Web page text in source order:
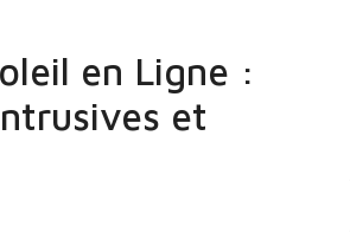
en Ligne :
et